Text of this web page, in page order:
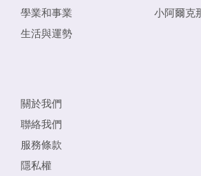
學業和事業
生活與運勢
小阿爾克
關於我們
聯絡我們
服務條款
隱私權